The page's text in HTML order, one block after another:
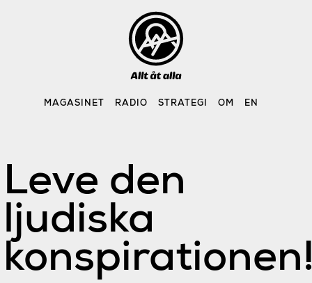
MAGASINET RADIO STRATEGI OM EN
Leve den
ljudiska